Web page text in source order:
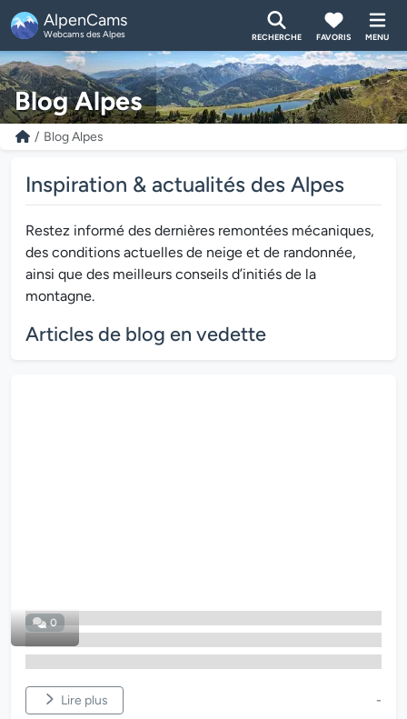
AlpenCams
Webcams des Alpes RECHERCHE FAVORIS MENU
Blog Alpes
Blog Alpes
Inspiration & actualités des Alpes
Restez informé des dernières remontées mécaniques,
des conditions actuelles de neige et de randonnée,
ainsi que des meilleurs conseils d’initiés de la
montagne.
Articles de blog en vedette
0
Lire plus -